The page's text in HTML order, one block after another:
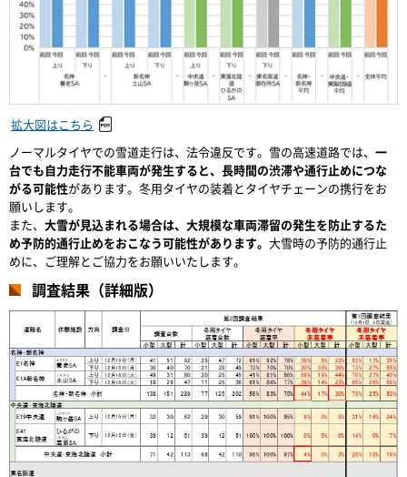
拡大図はこちら
ノーマルタイヤでの雪道走行は、法令違反です。雪の高速道路では、 一
台でも自力走行不能車両が発生すると、長時間の渋滞や通行止めにつな
がる可能性があります。冬用タイヤの装着とタイヤチェーンの携行をお
願いします。
また、 大雪が見込まれる場合は、大規模な車両滞留の発生を防止するた
め予防的通行止めをおこなう可能性があります。 大雪時の予防的通行止
めに、ご理解とご協力をお願いいたします。
調査結果（詳細版）